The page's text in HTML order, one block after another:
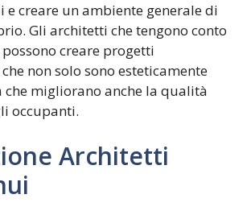
e creare un ambiente generale di
Gli architetti che tengono conto
creare progetti
non solo sono esteticamente
che migliorano anche la qualità
occupanti.
Architetti